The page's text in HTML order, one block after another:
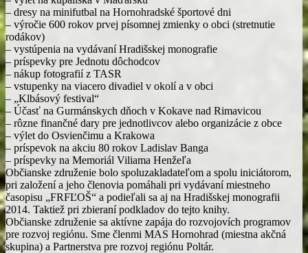
– dresy na minifutbal na Hornohradské športové dni
– výročie 600 rokov prvej písomnej zmienky o obci (stretnutie
rodákov)
– vystúpenia na vydávaní Hradišskej monografie
– príspevky pre Jednotu dôchodcov
– nákup fotografií z TASR
– vstupenky na viacero divadiel v okolí a v obci
– „Klbásový festival“
– Účasť na Gurmánskych dňoch v Kokave nad Rimavicou
– rôzne finančné dary pre jednotlivcov alebo organizácie z obce
– výlet do Osvienčimu a Krakowa
– príspevok na akciu 80 rokov Ladislav Banga
– príspevky na Memoriál Viliama Henžeľa
Občianske združenie bolo spoluzakladateľom a spolu iniciátorom,
pri založení a jeho členovia pomáhali pri vydávaní miestneho
časopisu „FRFĽOŠ“ a podieľali sa aj na Hradišskej monografii
2014. Taktiež pri zbieraní podkladov do tejto knihy.
Občianske združenie sa aktívne zapája do rozvojovích programov
pre rozvoj regiónu. Sme členmi MAS Hornohrad (miestna akčná
skupina) a Partnerstva pre rozvoj regiónu Poltár.